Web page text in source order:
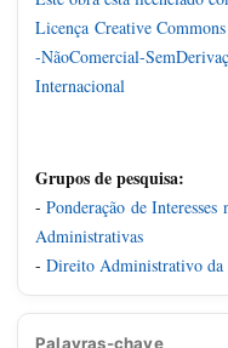
Licença Creative
-NãoComercial-
Internacional
Grupos de pesquisa:
-Ponderação de
Administrativas
- Direito Administrativo da
Palavras-chave